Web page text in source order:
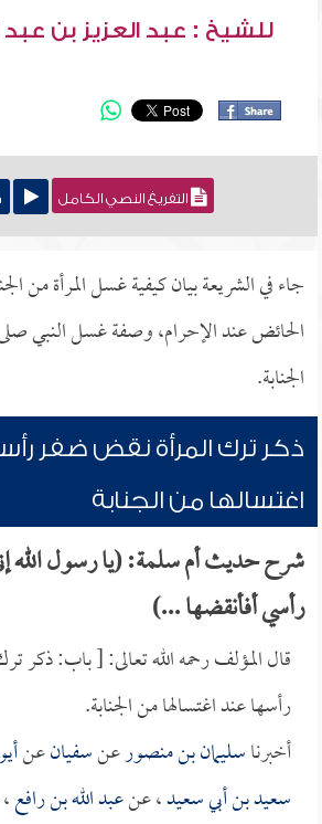
للشيخ : عبد العزيز بن عبد
التفريغ النصي الكامل
جاء في الشريعة بيان كيفية غسل المرأة من
الحائض عند الإحرام، وصفة غسل النبي
الجنابة.
ذكر ترك المرأة نقض ضفر
اغتسالها من الجنابة
شرح حديث أم سلمة: (يا رسول الله
رأسي أفأنقضها ...)
قال المؤلف رحمه الله تعالى: [ باب: ذكر
رأسها عند اغتسالها من الجنابة.
أخبرناسليمان بن منصورعنسفيانعن
سعيد بن أبي سعيد، عنعبد الله بن رافع